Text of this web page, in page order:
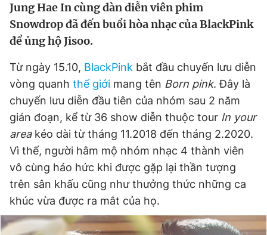
Video Magazine
Sản phẩm khác
Tiện ích Bạn cần biết
Thông tin tòa soạn Liên hệ quảng cáo
Đọc Thanh Niên trên điện thoại
Jung Hae In cùng dàn diễn viên phim
Snowdrop đã đến buổi hòa nhạc của BlackPink
để ủng hộ Jisoo.
Từ ngày 15.10, BlackPink bắt đầu chuyến lưu diễn
vòng quanh thế giới mang tên Born pink. Đây là
chuyến lưu diễn đầu tiên của nhóm sau 2 năm
gián đoạn, kể từ 36 show diễn thuộc tour In your
areakéo dài từ tháng 11.2018 đến tháng 2.2020.
Vì thế, người hâm mộ nhóm nhạc 4 thành viên
vô cùng háo hức khi được gặp lại thần tượng
trên sân khấu cũng như thưởng thức những ca
khúc vừa được ra mắt của họ.